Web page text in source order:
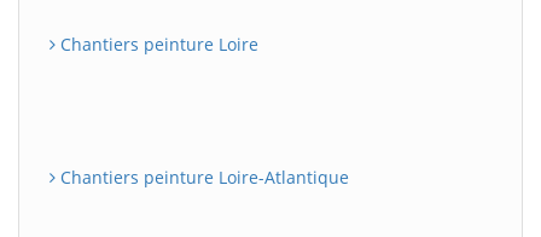
Chantiers peinture Loire
Chantiers peinture Loire-Atlantique